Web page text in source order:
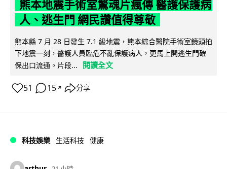
熊本地震手術室驚魂片瘋傳 醫護保護病
人、逃生門 網民讚值得尊敬
熊本縣 7 月 28 日發生 7.1 級地震，熊本綜合醫院手術室鏡頭拍
下地震一刻，醫護人員臨危不亂保護病人，更馬上開逃生門確
保出口流通。片段...
閱讀全文
51 15 ↗ 分享
科技娛樂 生活科技 健康